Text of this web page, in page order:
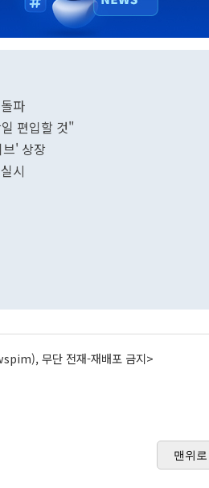
파
편입할 것"
' 상장
시
무단 전재-재배포 금지>
맨위로